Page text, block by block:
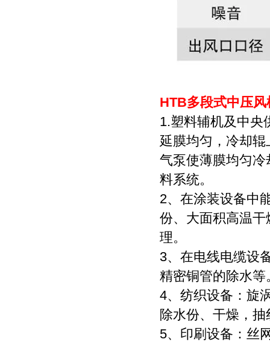
HTB多段式中压风
1.塑料辅机及中央
延膜均匀，冷却
气泵使薄膜均匀
料系统。
2、在涂装设备中
份、大面积高温
理。
3、在电线电缆设
精密铜管的除水等
4、纺织设备：旋
除水份、干燥，抽
5、印刷设备：丝